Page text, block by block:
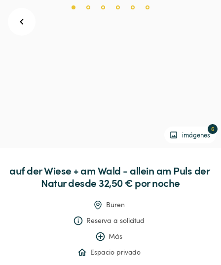
imágenes
6
aufderWiese+amWald -alleinam Pulsder
Natur desde 32,50 € por noche
Büren
Reserva a solicitud
Más
Espacio privado